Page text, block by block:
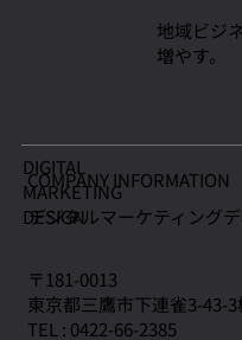
350社のMEO支
【2026年版】
DIGITAL
MARKETING
​DESIGN
デジタルマーケティング
〒181-0013
東京都三鷹市下連雀3-43-
TEL : 0422-66-2385
COMPANY INFORMATION
地域ビジ
増やす。